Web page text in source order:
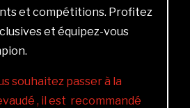
et compétitions. Profitez
et équipez-vous
souhaitez passer à la
, il est recommandé